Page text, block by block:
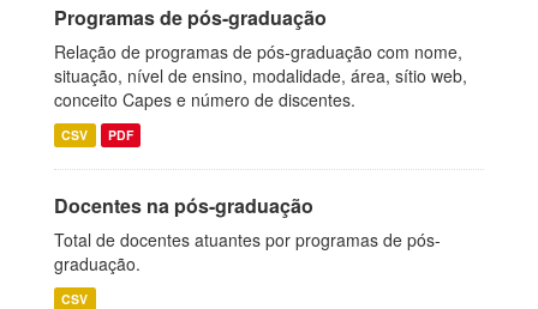
Programas de pós-graduação
Relação de programas de pós-graduação com nome,
situação, nível de ensino, modalidade, área, sítio web,
conceito Capes e número de discentes.
CSV PDF
Docentes na pós-graduação
Total de docentes atuantes por programas de pós-
graduação.
CSV